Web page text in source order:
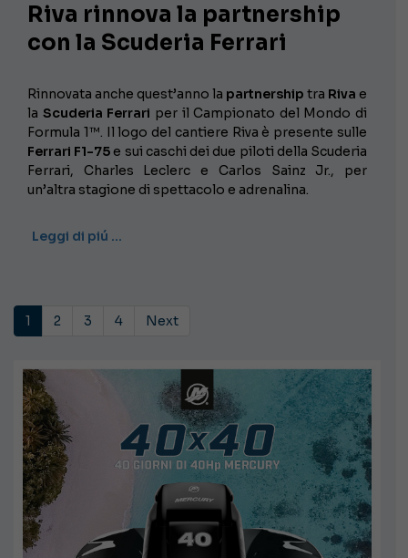
Riva rinnova la partnership
con la Scuderia Ferrari
Rinnovata anche quest’anno la partnership tra Riva e
la Scuderia Ferrari per il Campionato del Mondo di
Formula 1™. Il logo del cantiere Riva è presente sulle
Ferrari F1-75 e sui caschi dei due piloti della Scuderia
Ferrari, Charles Leclerc e Carlos Sainz Jr., per
un’altra stagione di spettacolo e adrenalina.
Leggi di piú …
1 2 3 4 Next